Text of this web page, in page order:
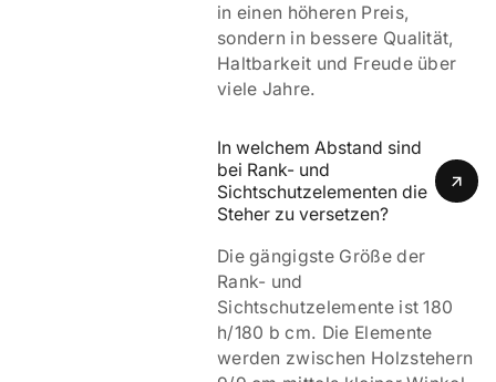
in einen höheren Preis,
sondern in bessere Qualität,
Haltbarkeit und Freude über
viele Jahre.
In welchem Abstand sind
bei Rank- und
Sichtschutzelementen die
Steher zu versetzen?
Die gängigste Größe der
Rank- und
Sichtschutzelemente ist 180
h/180 b cm. Die Elemente
werden zwischen Holzstehern